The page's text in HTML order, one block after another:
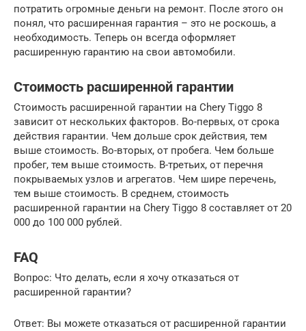
потратить огромные деньги на ремонт. После этого он
понял, что расширенная гарантия – это не роскошь, а
необходимость. Теперь он всегда оформляет
расширенную гарантию на свои автомобили.
Стоимость расширенной гарантии
Стоимость расширенной гарантии на Chery Tiggo 8
зависит от нескольких факторов. Во-первых, от срока
действия гарантии. Чем дольше срок действия, тем
выше стоимость. Во-вторых, от пробега. Чем больше
пробег, тем выше стоимость. В-третьих, от перечня
покрываемых узлов и агрегатов. Чем шире перечень,
тем выше стоимость. В среднем, стоимость
расширенной гарантии на Chery Tiggo 8 составляет от 20
000 до 100 000 рублей.
FAQ
Вопрос: Что делать, если я хочу отказаться от
расширенной гарантии?
Ответ: Вы можете отказаться от расширенной гарантии